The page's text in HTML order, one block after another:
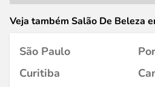
Veja também Salão De Beleza
São Paulo
Curitiba